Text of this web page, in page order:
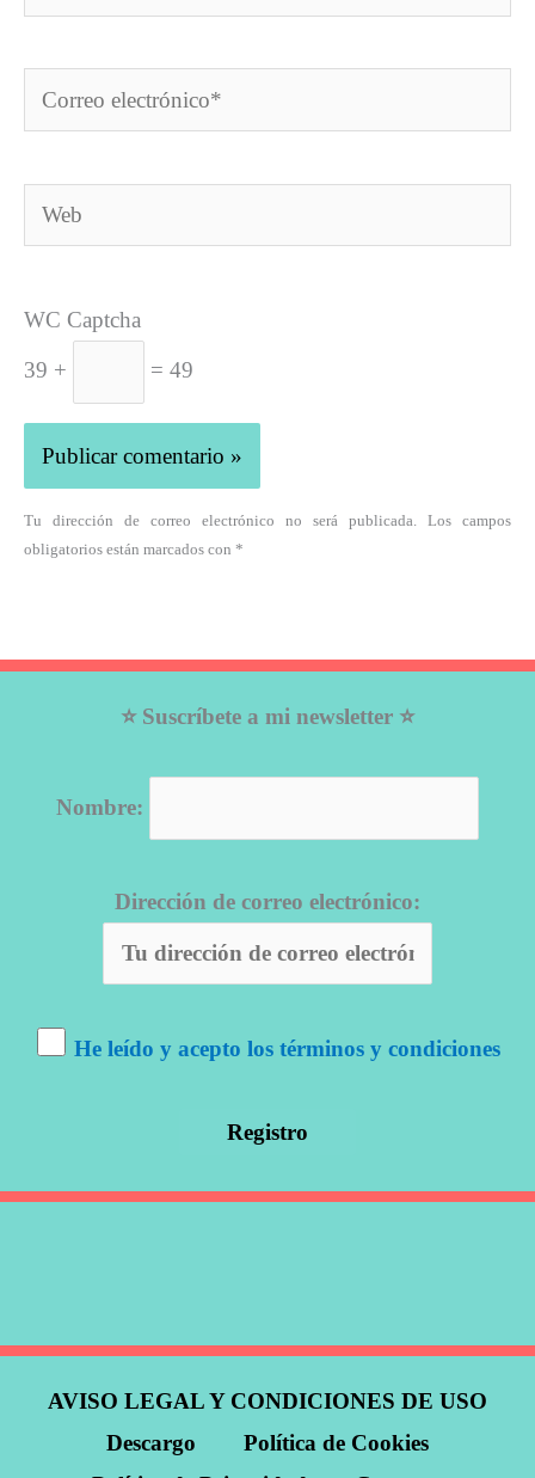
Correo
electrónico*
Web
WC Captcha
39 +
= 49
Tu dirección de correo electrónico no será publicada. Los campos
obligatorios están marcados con *
⭐ Suscríbete a mi newsletter ⭐
Nombre:
Dirección de correo electrónico:
He leído y acepto los términos y condiciones
AVISO LEGAL Y CONDICIONES DE USO
Descargo
Política de Cookies